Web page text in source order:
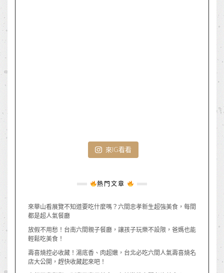
來IG看看
熱門文章
來華山看展覽不知道要吃什麼嗎？六間忠孝新生超強美食，每間
都是超人氣餐廳
放假不用愁！台南六間親子餐廳，讓孩子玩樂不設限，爸媽也能
輕鬆吃美食！
壽喜燒控必收藏！湯底香、肉超嫩，台北必吃六間人氣壽喜燒名
店大公開，趕快收藏起來吧！